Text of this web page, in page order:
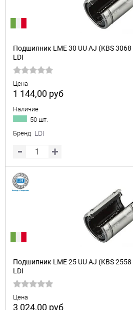
Подшипник LME 30 UU AJ (KBS
LDI
Цена
1 144,00 руб
Наличие
50 шт.
Бренд LDI
Подшипник LME 25 UU AJ (KBS
LDI
Цена
3 024,00 руб